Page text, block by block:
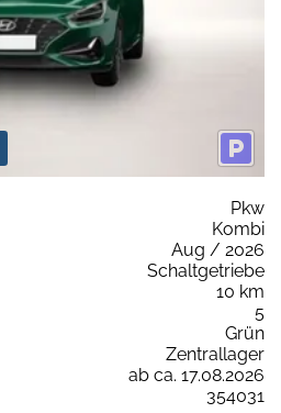
Pkw
Kombi
Aug / 2026
Schaltgetriebe
10 km
5
Grün
Zentrallager
ab ca. 17.08.2026
354031